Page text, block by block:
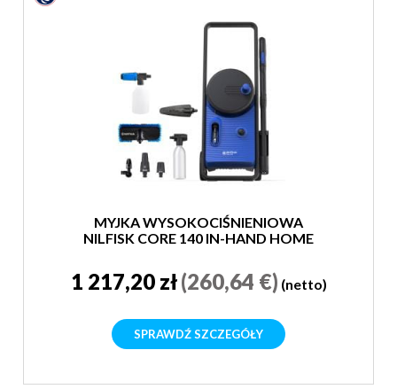
MYJKA WYSOKOCIŚNIENIOWA
NILFISK CORE 140 IN-HAND HOME
1 217,20 zł(260,64 €) (netto)
SPRAWDŹ SZCZEGÓŁY